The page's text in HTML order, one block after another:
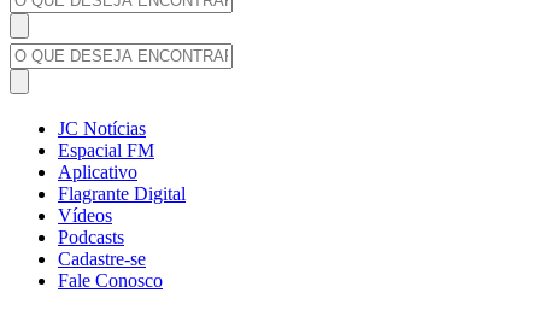
JC Notícias
Espacial FM
Aplicativo
Flagrante Digital
Vídeos
Podcasts
Cadastre-se
Fale Conosco